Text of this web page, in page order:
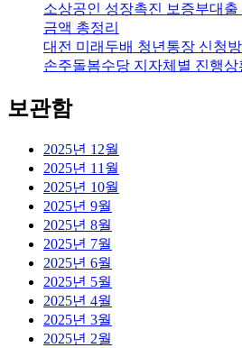
소상공인 성장촉진 보증부대
금액 총정리
대전 미래두배 청년통장 신청
손주돌봄수당 지자체별 진행상
보관함
2025년 12월
2025년 11월
2025년 10월
2025년 9월
2025년 8월
2025년 7월
2025년 6월
2025년 5월
2025년 4월
2025년 3월
2025년 2월